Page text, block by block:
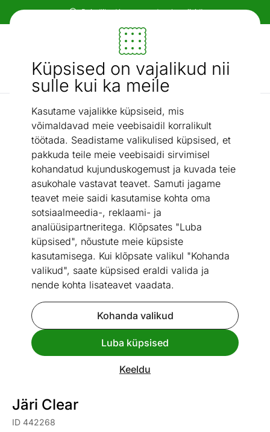
Küpsised on vajalikud nii
sulle kui ka meile
Kasutame vajalikke küpsiseid, mis
võimaldavad meie veebisaidil korralikult
töötada. Seadistame valikulised küpsised, et
pakkuda teile meie veebisaidi sirvimisel
kohandatud kujunduskogemust ja kuvada teie
asukohale vastavat teavet. Samuti jagame
teavet meie saidi kasutamise kohta oma
sotsiaalmeedia-, reklaami- ja
analüüsipartneritega. Klõpsates "Luba
küpsised", nõustute meie küpsiste
kasutamisega. Kui klõpsate valikul "Kohanda
valikud", saate küpsised eraldi valida ja
nende kohta lisateavet vaadata.
Kohanda valikud
Luba küpsised
Keeldu
Paindlikud ja mugavad makseviisid!
Mööbel ja sisustus - ON24
Otsi...
AI otsing
Järid / Järi Clear
Vaata sarnaseid
Järi Clear
ID 442268